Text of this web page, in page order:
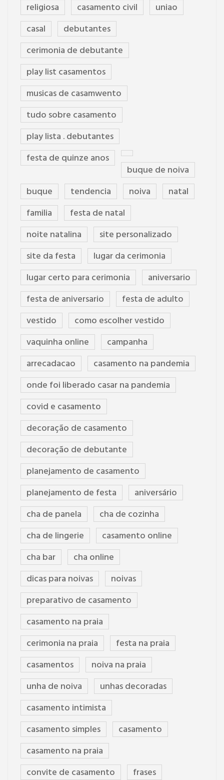
religiosa
casamento civil
uniao
casal
debutantes
cerimonia de debutante
play list casamentos
musicas de casamwento
tudo sobre casamento
play lista . debutantes
festa de quinze anos
buque de noiva
buque
tendencia noiva
natal
familia
festa de natal
noite natalina
site personalizado
site da festa
lugar da cerimonia
lugar certo para cerimonia
aniversario
festa de aniversario
festa de adulto
vestido
como escolher vestido
vaquinha online
campanha
arrecadacao
casamento na pandemia
onde foi liberado casar na pandemia
covid e casamento
decoração de casamento
decoração de debutante
planejamento de casamento
planejamento de festa
aniversário
cha de panela
cha de cozinha
cha de lingerie
casamento online
cha bar
cha online
dicas para noivas
noivas
preparativo de casamento
casamento na praia
cerimonia na praia
festa na praia
casamentos
noiva na praia
unha de noiva
unhas decoradas
casamento intimista
casamento simples
casamento
casamento na praia
convite de casamento
frases